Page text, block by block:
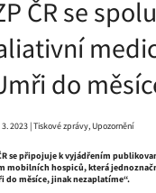
ČR se
do
3. 2023 | Tiskové zprávy, Upozornění
se připojuje k vyjádřením
mobilních hospiců, která
do měsíce, jinak nezaplatíme“.